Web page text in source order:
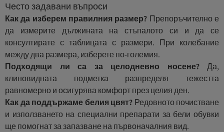
Често задавани въпроси
Как да изберем правилния размер? Препоръчително е
да измерите дължината на стъпалото си и да се
консултирате с таблицата с размери. При колебание
между два размера, изберете по-големия.
Подходящи ли са за целодневно носене?Да,
клиновидната подметка разпределя тежестта
равномерно и осигурява комфорт през целия ден.
Как да поддържаме белия цвят? Редовното почистване
и използването на специални препарати за бели обувки
ще помогнат за запазване на първоначалния вид.